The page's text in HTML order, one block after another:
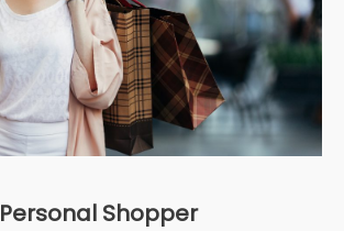
Personal Shopper